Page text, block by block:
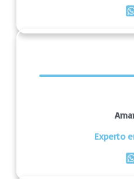
Experto